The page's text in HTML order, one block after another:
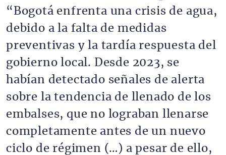
“Bogotá enfrenta una crisis de agua,
debido a la falta de medidas
preventivas y la tardía respuesta del
gobierno local. Desde 2023, se
habían detectado señales de alerta
sobre la tendencia de llenado de los
embalses, que no lograban llenarse
completamente antes de un nuevo
ciclo de régimen (…) a pesar de ello,